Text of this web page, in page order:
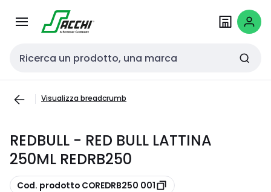
navigazionecontenuto
Cerca input
Visualizza breadcrumb
REDBULL - RED BULL LATTINA
250ML REDRB250
copia
Cod. prodotto COREDRB250 001